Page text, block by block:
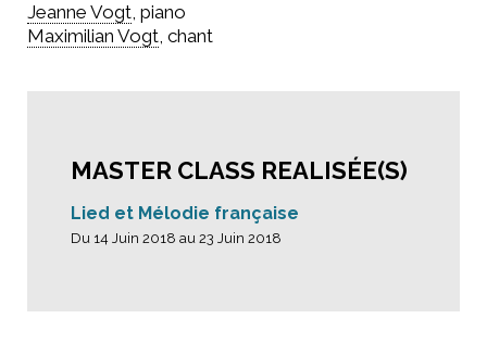
Jeanne Vogt, piano
Maximilian Vogt, chant
MASTER CLASS REALISÉE(S)
Lied et Mélodie française
Du 14 Juin 2018 au 23 Juin 2018